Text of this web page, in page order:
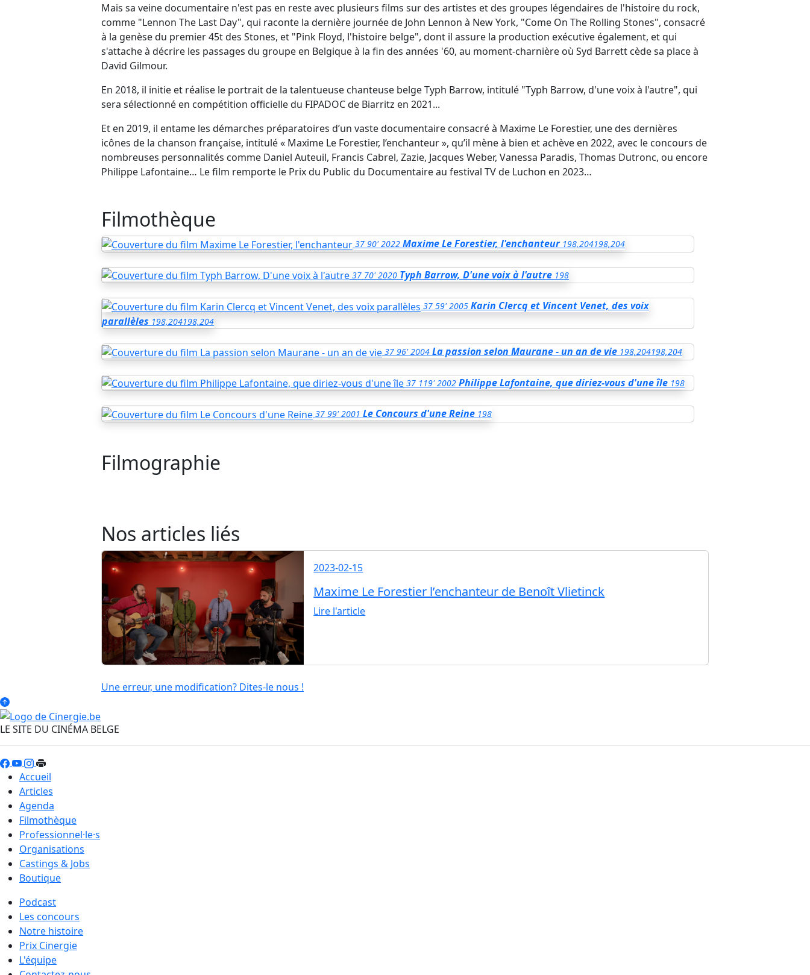
Mais sa veine documentaire n'est pas en reste avec plusieurs films sur des artistes et des groupes légendaires de l'histoire du rock,
comme "Lennon The Last Day", qui raconte la dernière journée de John Lennon à New York, "Come On The Rolling Stones", consacré
à la genèse du premier 45t des Stones, et "Pink Floyd, l'histoire belge", dont il assure la production exécutive également, et qui
s'attache à décrire les passages du groupe en Belgique à la fin des années '60, au moment-charnière où Syd Barrett cède sa place à
David Gilmour.
En 2018, il initie et réalise le portrait de la talentueuse chanteuse belge Typh Barrow, intitulé "Typh Barrow, d'une voix à l'autre", qui
sera sélectionné en compétition officielle du FIPADOC de Biarritz en 2021...
Et en 2019, il entame les démarches préparatoires d’un vaste documentaire consacré à Maxime Le Forestier, une des dernières
icônes de la chanson française, intitulé « Maxime Le Forestier, l’enchanteur », qu’il mène à bien et achève en 2022, avec le concours de
nombreuses personnalités comme Daniel Auteuil, Francis Cabrel, Zazie, Jacques Weber, Vanessa Paradis, Thomas Dutronc, ou encore
Philippe Lafontaine… Le film remporte le Prix du Public du Documentaire au festival TV de Luchon en 2023…
Filmothèque
37 90' 2022 Maxime Le Forestier, l'enchanteur 198,204198,204
37 70' 2020 Typh Barrow, D'une voix à l'autre 198
37 59' 2005 Karin Clercq et Vincent Venet, des voix
parallèles 198,204198,204
37 96' 2004 La passion selon Maurane - un an de vie 198,204198,204
37 119' 2002 Philippe Lafontaine, que diriez-vous d'une île 198
37 99' 2001 Le Concours d'une Reine 198
Filmographie
Nos articles liés
2023-02-15
Maxime Le Forestier l’enchanteur de Benoît Vlietinck
Lire l'article
Une erreur, une modification? Dites-le nous !
LE SITE DU CINÉMA BELGE
Accueil
Articles
Agenda
Filmothèque
Professionnel·le·s
Organisations
Castings & Jobs
Boutique
Podcast
Les concours
Notre histoire
Prix Cinergie
L'équipe